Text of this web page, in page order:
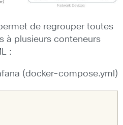
de regrouper toutes
à plusieurs conteneurs
:
(docker-compose.yml)